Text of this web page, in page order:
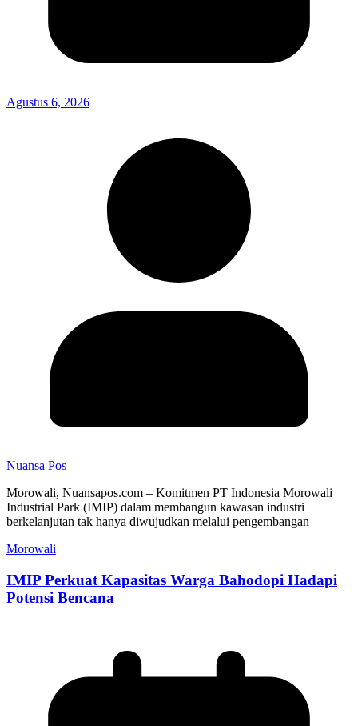
Agustus 6, 2026
Nuansa Pos
Morowali, Nuansapos.com – Komitmen PT Indonesia Morowali
Industrial Park (IMIP) dalam membangun kawasan industri
berkelanjutan tak hanya diwujudkan melalui pengembangan
Morowali
IMIP Perkuat Kapasitas Warga Bahodopi Hadapi
Potensi Bencana